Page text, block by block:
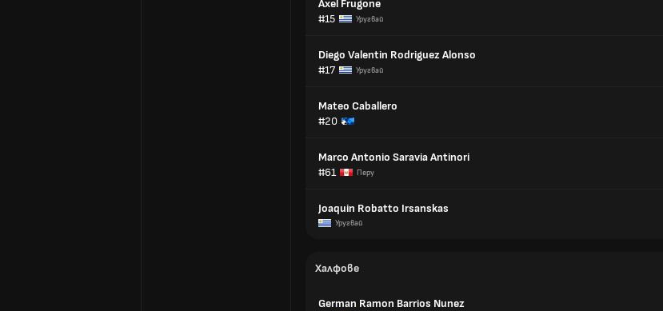
Axel Frugone
#15
Уругвай
Diego Valentin Rodriguez Alonso
#17
Уругвай
Mateo Caballero
#20
Marco Antonio Saravia Antinori
#61
Перу
Joaquin Robatto Irsanskas
Уругвай
Халфове
German Ramon Barrios Nunez